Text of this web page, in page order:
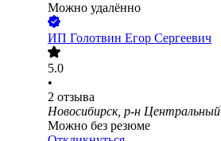
Можно удалённо
ИП Голотвин Егор Сергеевич
5.0
•
2 отзыва
Новосибирск, р-н Центральный
Можно без резюме